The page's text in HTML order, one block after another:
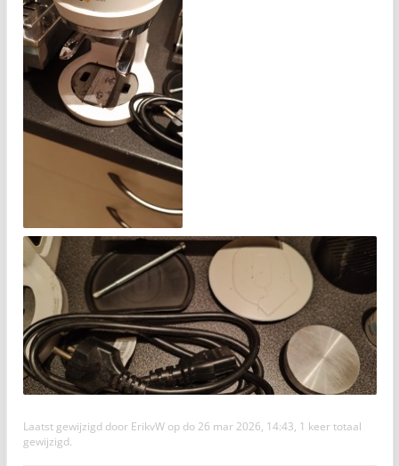
Laatst gewijzigd door ErikvW op do 26 mar 2026, 14:43, 1 keer totaal
gewijzigd.